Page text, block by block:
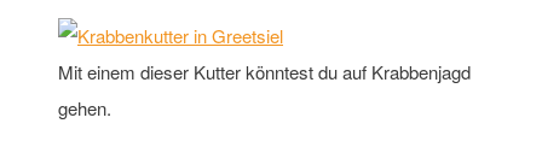
Mit einem dieser Kutter könntest du auf Krabbenjagd
gehen.